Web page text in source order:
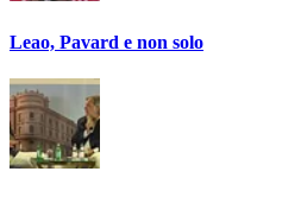
Leao, Pavard e non solo